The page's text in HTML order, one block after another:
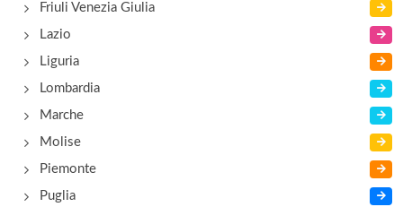
Casalfarneto
Casali della Ghisleria
via Centrale Umbra 12, Bastia Umbra
Friuli Venezia Giulia
Lazio
Liguria
Lombardia
Marche
Molise
Piemonte
Puglia